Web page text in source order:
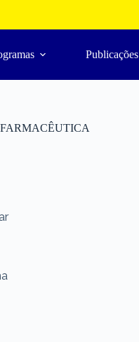
Publicações